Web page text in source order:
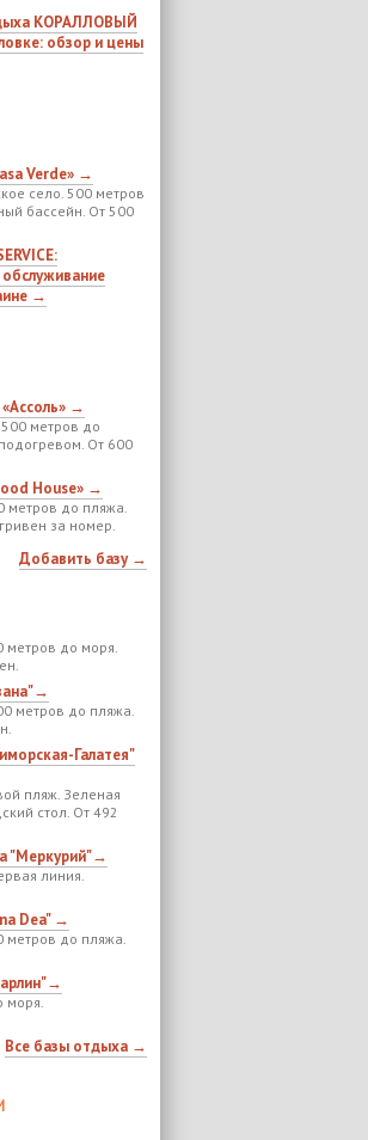
КОРАЛЛОВЫЙ
обзор и цены
Verde» →
село. 500 метров
бассейн. От 500
→
→
500 метров до
От 600
House» →
метров до пляжа.
за номер.
Добавить базу →
метров до моря.
метров до пляжа.
Галатея"
пляж. Зеленая
стол. От 492
"Меркурий"→
линия.
Dea" →
метров до пляжа.
моря.
Все базы отдыха →